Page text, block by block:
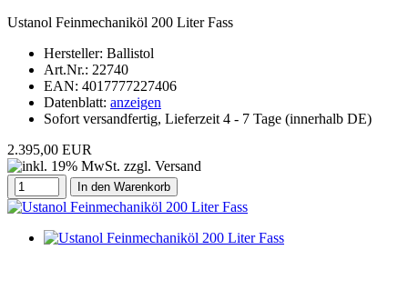
Ustanol Feinmechaniköl 200 Liter Fass
Hersteller: Ballistol
Art.Nr.: 22740
EAN: 4017777227406
Datenblatt: anzeigen
Sofort versandfertig, Lieferzeit 4 - 7 Tage (innerhalb DE)
2.395,00 EUR
In den Warenkorb